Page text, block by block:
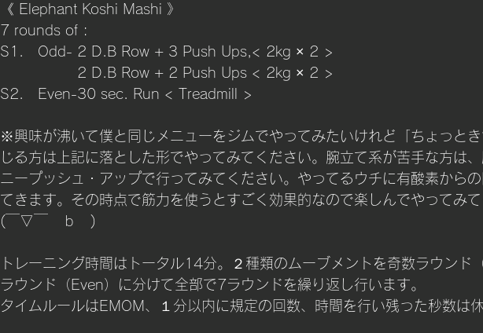
《 Elephant Koshi Mashi 》
7 rounds of :
S1.   Odd- 2 D.B Row + 3 Push Ups,< 2kg × 2 >
		   2 D.B Row + 2 Push Ups < 2kg × 2 >
S2.   Even-30 sec. Run < Treadmill >
※興味が沸いて僕と同じメニューをジムでやってみたいけれど「ちょっと
じる方は上記に落とした形でやってみてください。腕立て系が苦手な方は
ニープッシュ・アップで行ってみてください。やってるウチに有酸素から
てきます。その時点で筋力を使うとすごく効果的なので楽しんでやってみて
(￣▽￣　ｂ　)
トレーニング時間はトータル14分。２種類のムーブメントを奇数ラウンド
ラウンド（Even）に分けて全部で7ラウンドを繰り返し行います。
タイムルールはEMOM、１分以内に規定の回数、時間を行い残った秒数は休